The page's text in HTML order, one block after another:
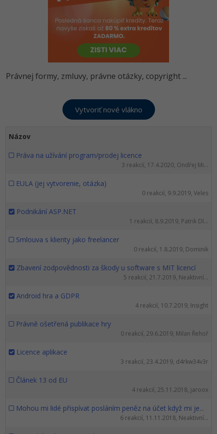
JavaScript -80%
C++ -80%
Swift -80%
-80%
UML -80%
Algoritmy -41%
Umelá inteligencia
-30%
Business
Copywriting -30%
Google Dokumenty
Siete
Kybernetická bezpečnost
Photoshop
Adobe Illustrator -80%
Adobe Lightroom -30%
-15%
Adobe InDesign
Blender
Ostatné
Fórum
Právnej formy, zmluvy, právne otázky, copyright ...
Názov
Práva na užívání program/prodej licence
3 reakcií, 17.4.2020, Ondřej Mi...
EULA (jej vytvorenie, otázka)
0 reakcií, 9.9.2019, Veles
Podnikání ASP.NET
1 reakcií, 8.9.2019, Patrik Dl...
Smlouva s klienty jako freelancer
0 reakcií, 1.8.2019, Dominik
Zbavení zodpovědnosti za škody u software s MIT licencí
5 reakcií, 21.7.2019, Neaktivní...
Android hra a GDPR
4 reakcií, 10.7.2019, Insight
Právně ošetřená publikace hry
0 reakcií, 29.6.2019, Milan Řehoř
Licence aplikace
3 reakcií, 23.4.2019, d4rkw34v3r
Článek 13 od EU
4 reakcií, 25.11.2018, jaroox
Mohou mi lidé přispívat posláním peněz na účet když mi je...
6 reakcií, 11.11.2018, Neaktivní...